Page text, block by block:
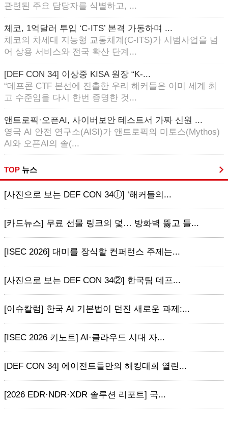
관련된 주요 담당자를 식별하고, ...
체코, 1억달러 투입 ‘C-ITS’ 본격 가동하며 ...
체코의 차세대 지능형 교통체계(C-ITS)가 시범사업을 넘
어 상용 서비스와 전국 확산 단계...
[DEF CON 34] 이상중 KISA 원장 “K-...
“데프콘 CTF 본선에 진출한 우리 해커들은 이미 세계 최
고 수준임을 다시 한번 증명한 것...
앤트로픽·오픈AI, 사이버보안 테스트서 가짜 신원 ...
영국 AI 안전 연구소(AISI)가 앤트로픽의 미토스(Mythos)
AI와 오픈AI의 솔(...
TOP 뉴스
[사진으로 보는 DEF CON 34ⓛ] ‘해커들의...
[카드뉴스] 무료 선물 링크의 덫… 방화벽 뚫고 들...
[ISEC 2026] 대미를 장식할 컨퍼런스 주제는...
[사진으로 보는 DEF CON 34②] 한국팀 데프...
[이슈칼럼] 한국 AI 기본법이 던진 새로운 과제:...
[ISEC 2026 키노트] AI·클라우드 시대 자...
[DEF CON 34] 에이전트들만의 해킹대회 열린...
[2026 EDR·NDR·XDR 솔루션 리포트] 국...